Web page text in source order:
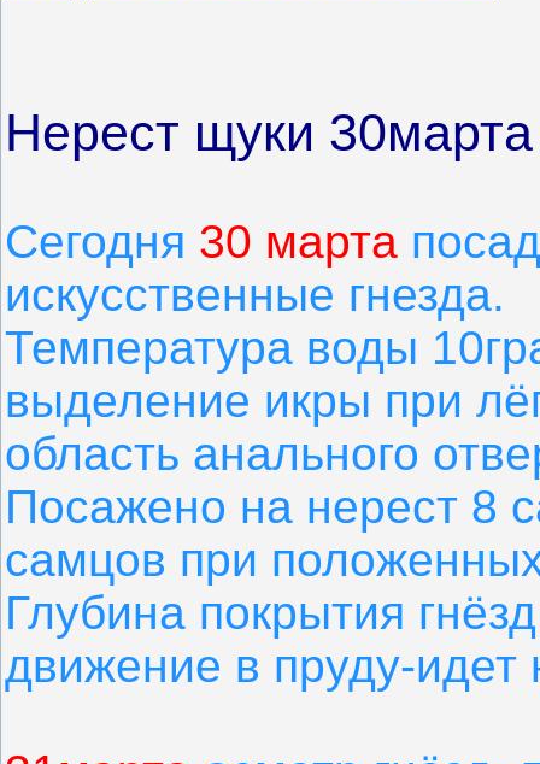
Нерест щуки 30марта
Сегодня 30 марта
искусственные гнезда.
Температура воды
выделение икры при
область анального
Посажено на нерест 8
самцов при
Глубина покрытия
движение в пруду-идет